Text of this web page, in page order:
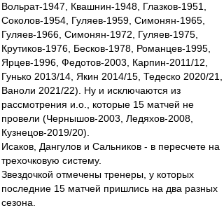
Вольрат-1947, Квашнин-1948, Глазков-1951,
Соколов-1954, Гуляев-1959, Симонян-1965,
Гуляев-1966, Симонян-1972, Гуляев-1975,
Крутиков-1976, Бесков-1978, Романцев-1995,
Ярцев-1996, Федотов-2003, Карпин-2011/12,
Гунько 2013/14, Якин 2014/15, Тедеско 2020/21,
Ваноли 2021/22). Ну и исключаются из
рассмотрения и.о., которые 15 матчей не
провели (Чернышов-2003, Ледяхов-2008,
Кузнецов-2019/20).
Исаков, Дангулов и Сальников - в пересчете на
трехочковую систему.
Звездочкой отмечены тренеры, у которых
последние 15 матчей пришлись на два разных
сезона.